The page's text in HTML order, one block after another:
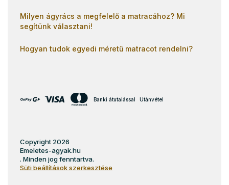
Milyen ágyrács a megfelelő a matracához? Mi
segítünk választani!
Hogyan tudok egyedi méretű matracot rendelni?
Banki átutalással Utánvétel
Copyright 2026
Emeletes-agyak.hu
. Minden jog fenntartva.
Süti beállítások szerkesztése